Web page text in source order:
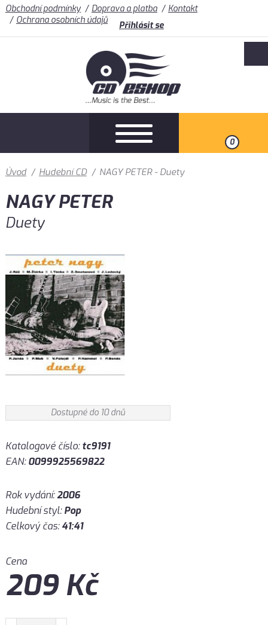
Obchodní podmínky Doprava a platba
Kontakt
Ochrana osobních údajů
Přihlásit se
0
Úvod / Hudební CD / NAGY PETER - Duety
NAGY PETER
Duety
Dostupné do 10 dnů
Katalogové číslo:tc9191
EAN:0099925569822
Rok vydání:2006
Hudební styl:Pop
Celkový čas:41:41
Cena
209Kč